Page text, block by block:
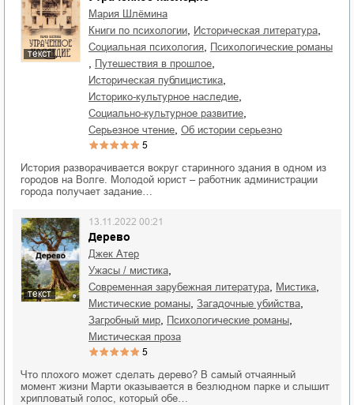
текст
Мария Шлёмина
книги по психологии
историческая литература
социальная психология психологические романы
путешествия в прошлое
историческая публицистика
историко-культурное наследие
социально-культурное развитие
серьезное чтение об истории серьезно
5
История разворачивается вокруг старинного здания в одном из
городов на Волге. Молодой юрист – работник администрации
города получает задание…
текст
Дерево
13.11.2022 00:21
Джек Атер
ужасы / мистика
современная зарубежная литература мистика
мистические романы загадочные убийства
загробный мир психологические романы
мистическая проза
5
Что плохого может сделать дерево? В самый отчаянный
момент жизни Марти оказывается в безлюдном парке и слышит
хрипловатый голос, который обе…